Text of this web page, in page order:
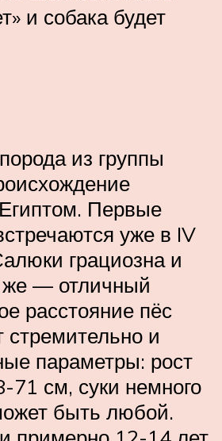
и собака будет
из группы
Первые
уже в IV
грациозна и
же — отличный
расстояние пёс
стремительно и
параметры: рост
см, суки немного
быть любой.